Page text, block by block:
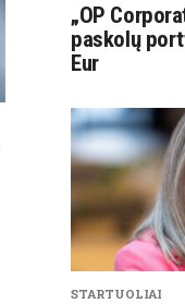
„OP
paskolų
Eur
STARTUOLIAI